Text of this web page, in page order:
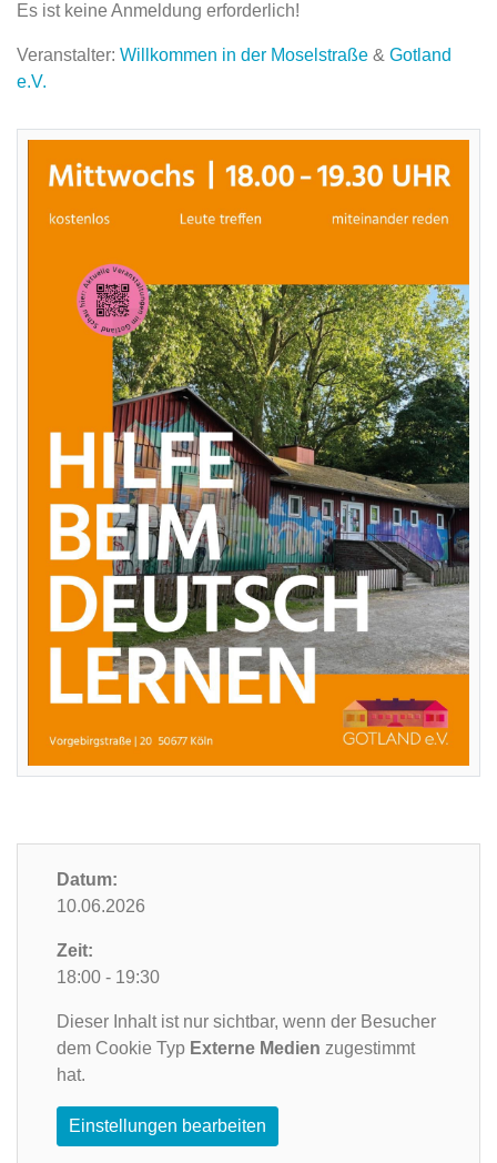
Es ist keine Anmeldung erforderlich!
Veranstalter: Willkommen in der Moselstraße & Gotland
e.V.
Datum:
10.06.2026
Zeit:
18:00 - 19:30
Dieser Inhalt ist nur sichtbar, wenn der Besucher
dem Cookie Typ Externe Medien zugestimmt
hat.
Einstellungen bearbeiten